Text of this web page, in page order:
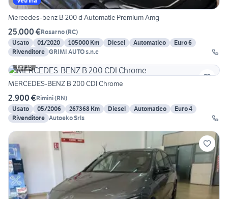
Mercedes-benz B 200 d Automatic Premium Amg
25.000 €Rosarno(RC)
Usato
01/2020 105000 Km Diesel Automatico
Euro 6
Rivenditore GRIMI AUTO s.n.c
18
MERCEDES-BENZ B 200 CDI Chrome
2.900 €Rimini(RN)
Usato
05/2006 267368 Km Diesel Automatico
Euro 4
Rivenditore Autoeko Srls